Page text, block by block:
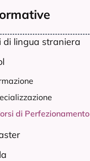
di lingua straniera
di Perfezionamento